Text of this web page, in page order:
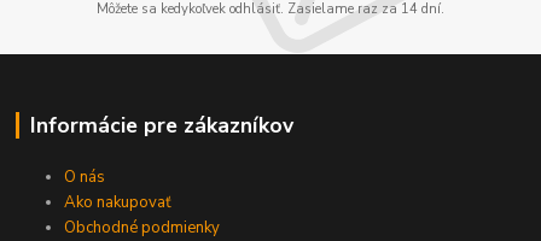
Môžete sa kedykoľvek odhlásiť. Zasielame raz za 14 dní.
Informácie pre zákazníkov
O nás
Ako nakupovať
Obchodné podmienky